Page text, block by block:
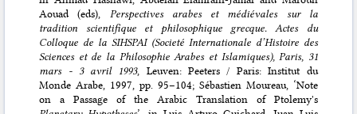
Aouad (eds), Perspectives arabes et médiévales sur la
tradition scientifique et philosophique grecque. Actes du
Colloque de la SIHSPAI (Societé Internationale d’Histoire des
Sciences et de la Philosophie Arabes et Islamiques), Paris, 31
mars - 3 avril 1993, Leuven: Peeters / Paris: Institut du
Monde Arabe, 1997, pp. 95–104; Sébastien Moureau, ‘Note
on a Passage of the Arabic Translation of Ptolemy's